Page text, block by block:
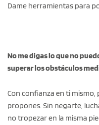
Dame herramientas para
No me digas lo que no
superar los obstáculos
Con confianza en ti mismo,
propones. Sin negarte,
no tropezar en la misma